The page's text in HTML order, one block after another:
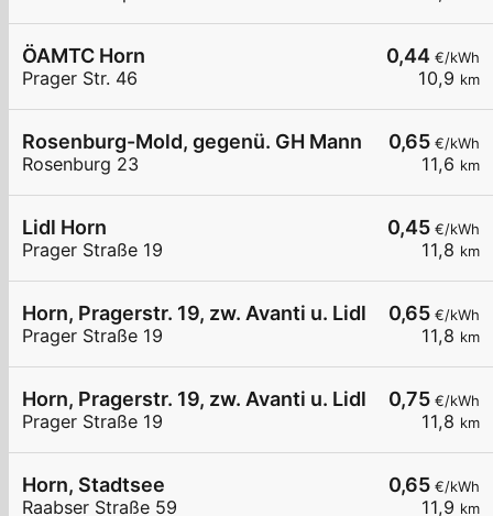
0,44 €/kWh
10,9 km
ÖAMTC Horn
Prager Str. 46
0,65 €/kWh
11,6 km
Rosenburg-Mold, gegenü. GH Mann
Rosenburg 23
0,45 €/kWh
11,8 km
Lidl Horn
Prager Straße 19
0,65 €/kWh
11,8 km
Horn, Pragerstr. 19, zw. Avanti u. Lidl
Prager Straße 19
0,75 €/kWh
11,8 km
Horn, Pragerstr. 19, zw. Avanti u. Lidl
Prager Straße 19
0,65 €/kWh
11,9 km
Horn, Stadtsee
Raabser Straße 59